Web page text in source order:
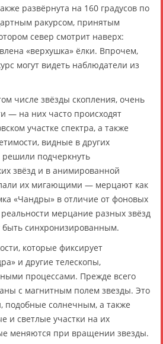
развёрнута на 160 градусов по
ракурсом, принятым
север смотрит наверх:
«верхушка» ёлки. Впрочем,
могут видеть наблюдатели из
числе звёзды скопления, очень
— на них часто происходят
участке спектра, а также
видные в других
подчеркнуть
звёзд и в анимированной
их мигающими — мерцают как
«Чандры» в отличие от фоновых
реальности мерцание разных звёзд
синхронизированным.
которые фиксирует
и другие телескопы,
процессами. Прежде всего
с магнитным полем звезды. Это
подобные солнечным, а также
и светлые участки на их
меняются при вращении звезды.